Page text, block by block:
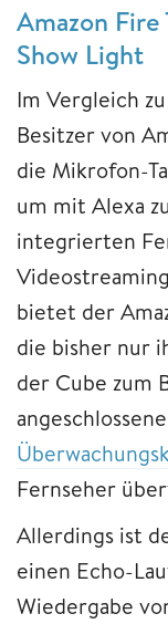
Amazon Fire
Show Light
Im Vergleich
Besitzer von
die Mikrofon-
um mit Alexa
integrierten
bietet der
die bisher nur
der Cube zum
Fernseher
Allerdings ist
einen Echo-
Wiedergabe